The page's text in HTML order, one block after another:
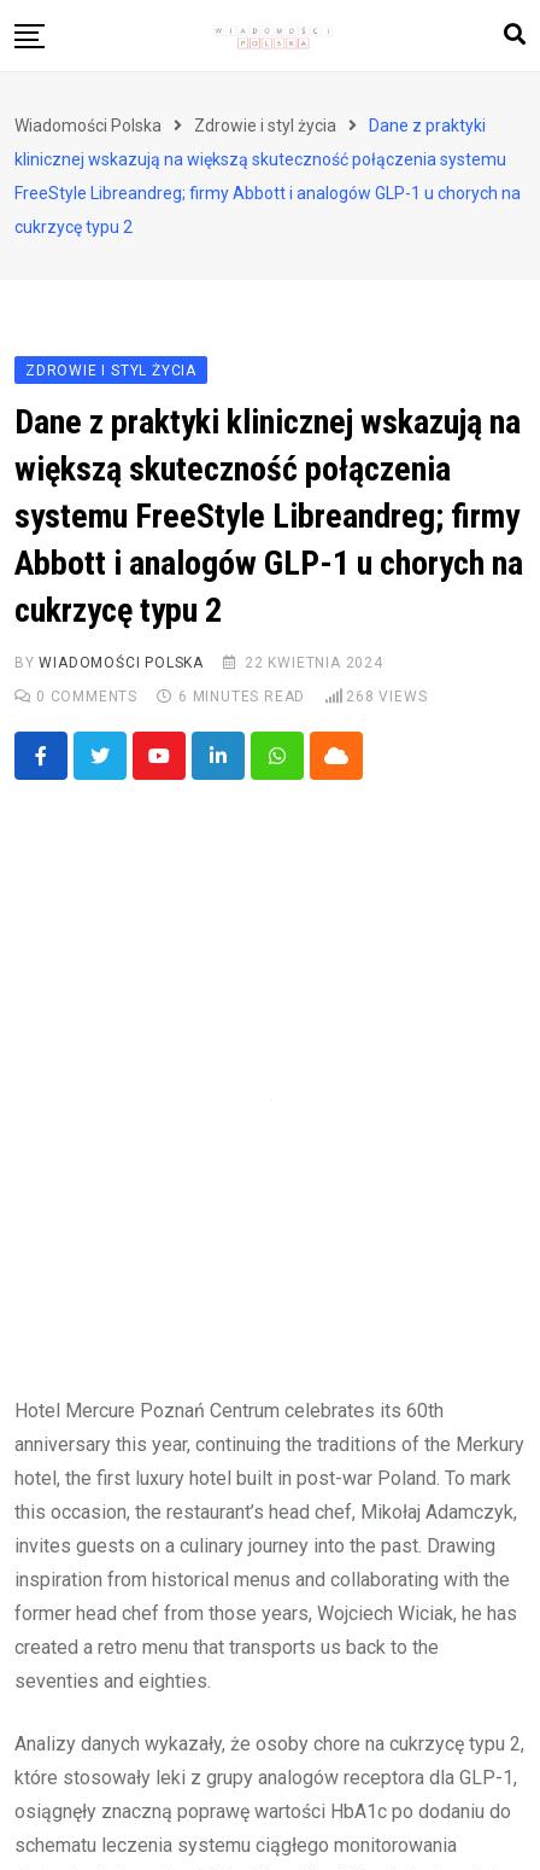
to
Zdrowie i styl życia
Polityka i społeczeństwo
Nauka i technologie
Wiadomości Polska Zdrowie i styl życia
Dane z praktyki
klinicznej wskazują na większą skuteczność połączenia systemu
FreeStyle Libreandreg; firmy Abbott i analogów GLP-1 u chorych na
cukrzycę typu 2
ZDROWIE I STYL ŻYCIA
Dane z praktyki klinicznej wskazują na
większą skuteczność połączenia
systemu FreeStyle Libreandreg; firmy
Abbott i analogów GLP-1 u chorych na
cukrzycę typu 2
BYWIADOMOŚCI POLSKA
22 KWIETNIA 2024
0 COMMENTS 6 MINUTES READ 268 VIEWS
YoutubeLinkedInWhatsappCloud
Hotel Mercure Poznań Centrum celebrates its 60th
anniversary this year, continuing the traditions of the Merkury
hotel, the first luxury hotel built in post-war Poland. To mark
this occasion, the restaurant’s head chef, Mikołaj Adamczyk,
invites guests on a culinary journey into the past. Drawing
inspiration from historical menus and collaborating with the
former head chef from those years, Wojciech Wiciak, he has
created a retro menu that transports us back to the
seventies and eighties.
Analizy danych wykazały, że osoby chore na cukrzycę typu 2,
które stosowały leki z grupy analogów receptora dla GLP-1,
osiągnęły znaczną poprawę wartości HbA1c po dodaniu do
schematu leczenia systemu ciągłego monitorowania